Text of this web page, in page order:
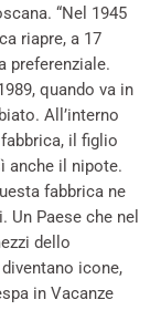
“Nel 1945
riapre, a 17
preferenziale.
quando va in
All’interno
il figlio
anche il nipote.
fabbrica ne
Paese che nel
dello
icone,
in Vacanze